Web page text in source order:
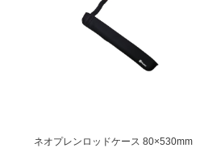
ネオプレンロッドケース 80×530mm